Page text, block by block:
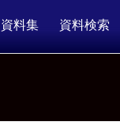
資料集 資料検索